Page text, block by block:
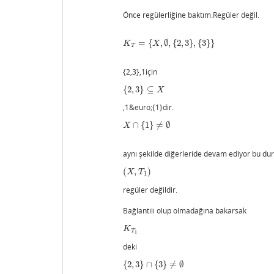
Önce regülerliğine baktım.Regüler değil.
K T = {X,∅, {2,3}, {3}}
KT ={X,∅,{ 2,3},{3} }
{2,3},1için
{2, 3} ⊆ X
{2,3} ⊆X
,1&euro;{1}dir.
X ∩ {1} ≠ ∅
X∩ {1}≠ ∅
aynı şekilde diğerleride devam ediyor bu
(X, T 1 )
(X, T1)
regüler değildir.
Bağlantılı olup olmadağına bakarsak
KT1
KT1
deki
{2, 3} ∩ {3} ≠ ∅
{2,3 }∩ {3}≠ ∅